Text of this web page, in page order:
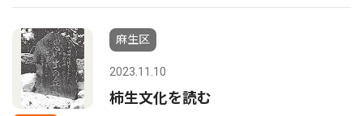
麻生区
2023.11.10
柿生文化を読む